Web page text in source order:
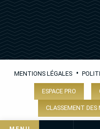
MENTIONS LÉGALES •
ESPACE PRO
CLASSEMENT DES